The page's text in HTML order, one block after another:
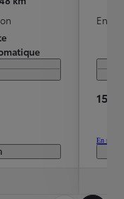
15
En